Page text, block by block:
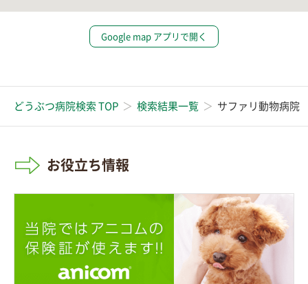
Google map アプリで開く
どうぶつ病院検索 TOP 検索結果一覧 サファリ動物病院
お役立ち情報